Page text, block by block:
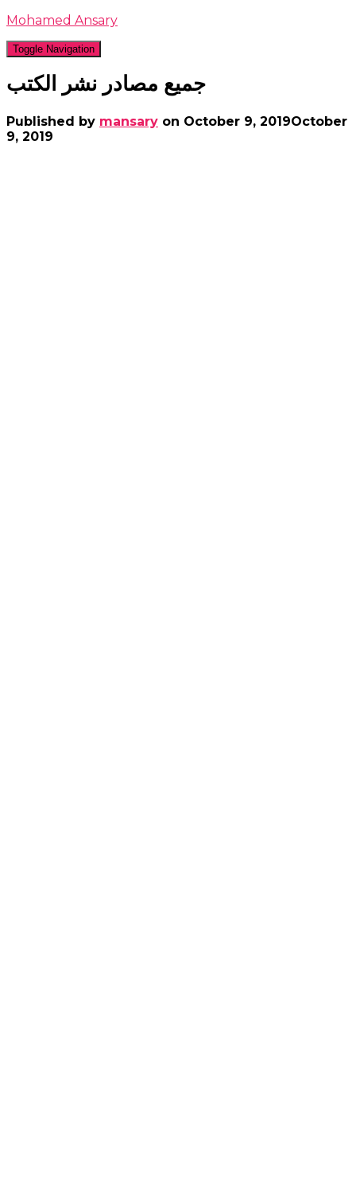
Mohamed Ansary
Toggle Navigation
جميع مصادر نشر الكتب
Published by mansary on October 9, 2019October
9, 2019